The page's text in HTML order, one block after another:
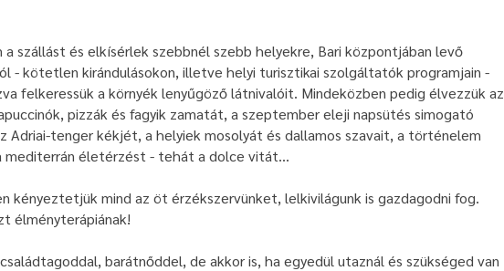
a szállást és elkísérlek szebbnél szebb helyekre, Bari központjában levő
- kötetlen kirándulásokon, illetve helyi turisztikai szolgáltatók programjain -
felkeressük a környék lenyűgöző látnivalóit. Mindeközben pedig élvezzük az
pizzák és fagyik zamatát, a szeptember eleji napsütés simogató
Adriai-tenger kékjét, a helyiek mosolyát és dallamos szavait, a történelem
mediterrán életérzést - tehát a dolce vitát…​
kényeztetjük mind az öt érzékszervünket, lelkivilágunk is gazdagodni fog.
élményterápiának!
barátnőddel, de akkor is, ha egyedül utaznál és szükséged van